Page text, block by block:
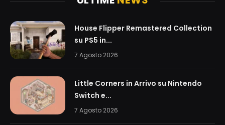
House Flipper Remastered Collection
su PS5 in...
7 Agosto 2026
Little Corners in Arrivo su Nintendo
Switch e...
7 Agosto 2026